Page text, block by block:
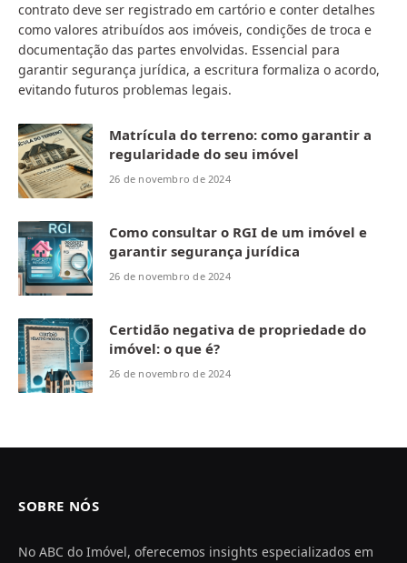
contrato deve ser registrado em cartório e conter detalhes
como valores atribuídos aos imóveis, condições de troca e
documentação das partes envolvidas. Essencial para
garantir segurança jurídica, a escritura formaliza o acordo,
evitando futuros problemas legais.
Matrícula do terreno: como garantir a
regularidade do seu imóvel
26 de novembro de 2024
Como consultar o RGI de um imóvel e
garantir segurança jurídica
26 de novembro de 2024
Certidão negativa de propriedade do
imóvel: o que é?
26 de novembro de 2024
SOBRE NÓS
No ABC do Imóvel, oferecemos insights especializados em